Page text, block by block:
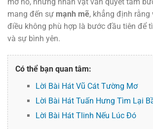
mang đến sự mạnh mẽ, khẳng định
điều không phù hợp là bước đầu tiên để
và sự bình yên.
Có thể bạn quan tâm:
Lời Bài Hát Vũ Cát Tường Mơ
Lời Bài Hát Tuấn Hưng Tìm Lại
Lời Bài Hát Tlinh Nếu Lúc Đó